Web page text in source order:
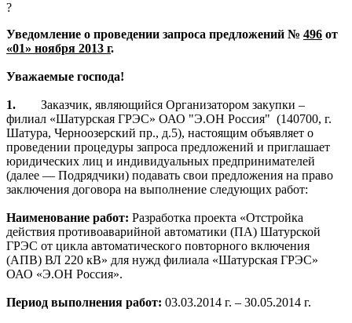
?
Уведомление о проведении запроса предложений № 496 от
«01» ноября 2013 г.
Уважаемые господа!
1.
Заказчик, являющийся Организатором закупки –
филиал «Шатурская ГРЭС» ОАО "Э.ОН Россия" (140700, г.
Шатура, Черноозерский пр., д.5), настоящим объявляет о
проведении процедуры запроса предложений и приглашает
юридических лиц и индивидуальных предпринимателей
(далее — Подрядчики) подавать свои предложения на право
заключения договора на выполнение следующих работ:
Наименование работ: Разработка проекта «Отстройка
действия противоаварийной автоматики (ПА) Шатурской
ГРЭС от цикла автоматического повторного включения
(АПВ) ВЛ 220 кВ» для нужд филиала «Шатурская ГРЭС»
ОАО «Э.ОН Россия».
Период выполнения работ: 03.03.2014 г. – 30.05.2014 г.